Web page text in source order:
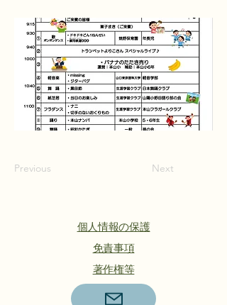
Previous Next
個人情報の保護
​免責事項
著作権等